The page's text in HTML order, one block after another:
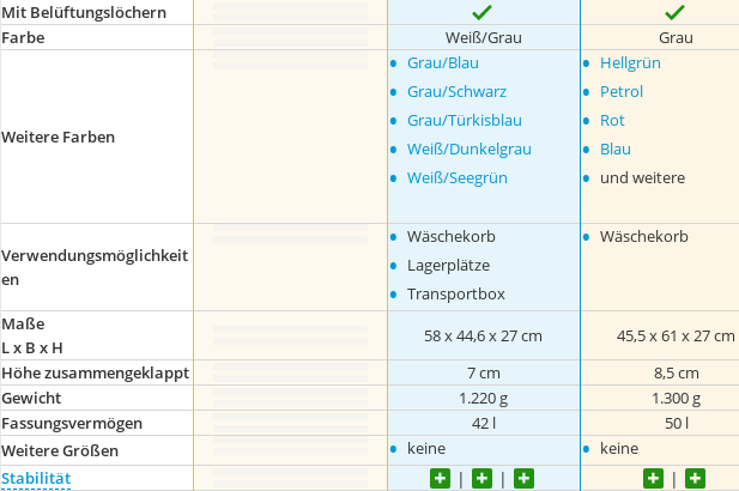
Mit Belüftungslöchern
Farbe
Weiß/Grau Grau
Weitere Farben
• Grau/Blau
• Grau/Schwarz
• Grau/Türkisblau
• Weiß/Dunkelgrau
• Weiß/Seegrün
• Hellgrün
• Petrol
• Rot
• Blau
• und weitere
Verwendungsmöglichkeit
en
• Wäschekorb
• Lagerplätze
• Transportbox
• Wäschekorb
Maße
L x B x H
58 x 44,6 x 27 cm 45,5 x 61 x 27 cm
Höhe zusammengeklappt
7 cm 8,5 cm
Gewicht
1.220 g 1.300 g
Fassungsvermögen
42 l 50 l
Weitere Größen
• keine • keine
Stabilität